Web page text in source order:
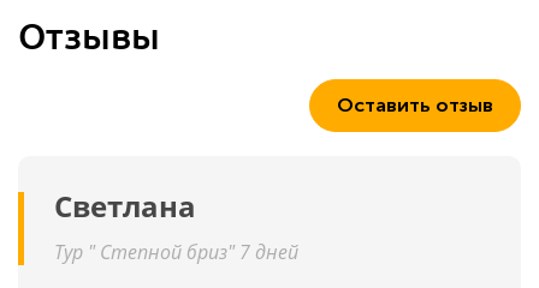
Отзывы
Оставить отзыв
Светлана
Тур " Степной бриз" 7 дней